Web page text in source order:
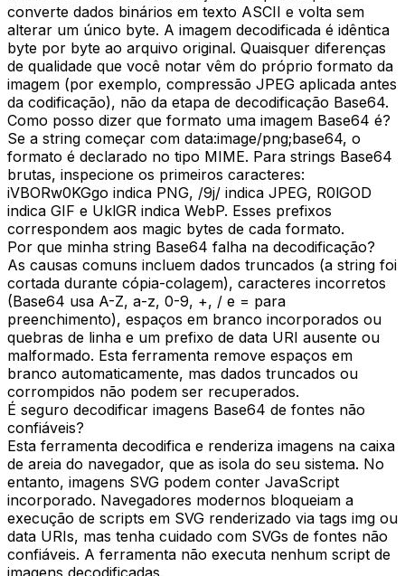
converte dados binários em texto ASCII e volta sem
alterar um único byte. A imagem decodificada é idêntica
byte por byte ao arquivo original. Quaisquer diferenças
de qualidade que você notar vêm do próprio formato da
imagem (por exemplo, compressão JPEG aplicada antes
da codificação), não da etapa de decodificação Base64.
Como posso dizer que formato uma imagem Base64 é?
Se a string começar com data:image/png;base64, o
formato é declarado no tipo MIME. Para strings Base64
brutas, inspecione os primeiros caracteres:
iVBORw0KGgo indica PNG, /9j/ indica JPEG, R0lGOD
indica GIF e UklGR indica WebP. Esses prefixos
correspondem aos magic bytes de cada formato.
Por que minha string Base64 falha na decodificação?
As causas comuns incluem dados truncados (a string foi
cortada durante cópia-colagem), caracteres incorretos
(Base64 usa A-Z, a-z, 0-9, +, / e = para
preenchimento), espaços em branco incorporados ou
quebras de linha e um prefixo de data URI ausente ou
malformado. Esta ferramenta remove espaços em
branco automaticamente, mas dados truncados ou
corrompidos não podem ser recuperados.
É seguro decodificar imagens Base64 de fontes não
confiáveis?
Esta ferramenta decodifica e renderiza imagens na caixa
de areia do navegador, que as isola do seu sistema. No
entanto, imagens SVG podem conter JavaScript
incorporado. Navegadores modernos bloqueiam a
execução de scripts em SVG renderizado via tags img ou
data URIs, mas tenha cuidado com SVGs de fontes não
confiáveis. A ferramenta não executa nenhum script de
imagens decodificadas.